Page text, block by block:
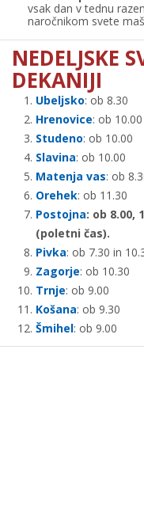
vsak dan v tednu
naročnikom svete
NEDELJSKE
DEKANIJI
Ubeljsko: ob 8.30
Hrenovice: ob 10.00
Studeno: ob 10.00
Slavina: ob 10.00
Matenja vas: ob
Orehek: ob 11.30
Postojna: ob 8.00,
(poletni čas).
Pivka: ob 7.30 in
Zagorje: ob 10.30
Trnje: ob 9.00
Košana: ob 9.30
Šmihel: ob 9.00